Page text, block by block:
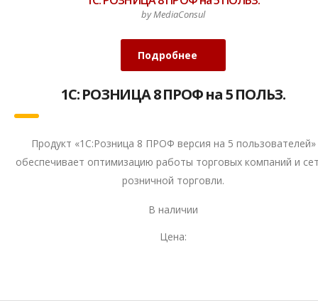
by MediaConsul
Подробнее
1С: РОЗНИЦА 8 ПРОФ на 5 ПОЛЬЗ.
Продукт «1С:Розница 8 ПРОФ версия на 5 пользователей»
обеспечивает оптимизацию работы торговых компаний и
розничной торговли.
В наличии
Цена: